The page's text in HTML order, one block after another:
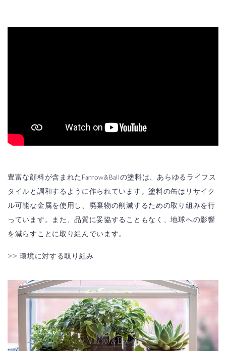
豊富な顔料が含まれたFarrow&Ballの塗料は、あらゆるライフス
タイルと調和するように作られています。塗料の缶はリサイク
ル可能な金属を使用し、廃棄物の削減するための取り組みを行
っています。また、品質に妥協することもなく、地球への影響
を減らすことに取り組んでいます。
>> 環境に対する取り組み